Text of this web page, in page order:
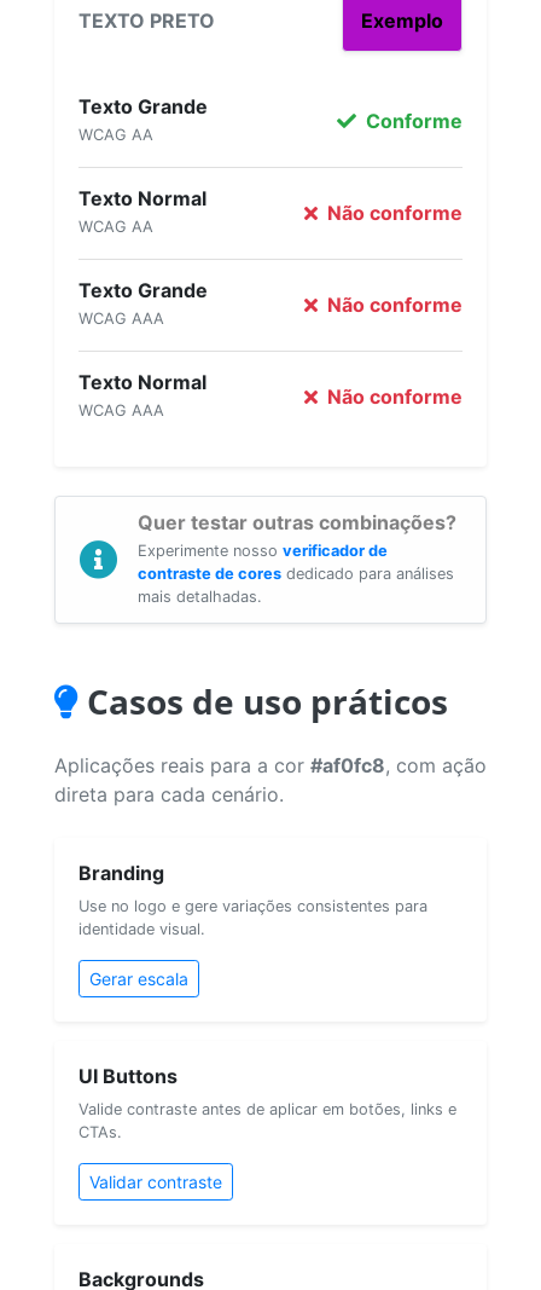
TEXTO PRETO Exemplo
Texto Grande
WCAG AA
Conforme
Texto Normal
WCAG AA
Não conforme
Texto Grande
WCAG AAA
Não conforme
Texto Normal
WCAG AAA
Não conforme
Quer testar outras combinações?
Experimente nosso verificador de
contraste de cores dedicado para análises
mais detalhadas.
Casos de uso práticos
Aplicações reais para a cor #af0fc8, com ação
direta para cada cenário.
Branding
Use no logo e gere variações consistentes para
identidade visual.
Gerar escala
UI Buttons
Valide contraste antes de aplicar em botões, links e
CTAs.
Validar contraste
Backgrounds